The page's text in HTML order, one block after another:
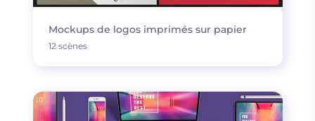
Mockups de logos imprimés sur papier
12 scènes